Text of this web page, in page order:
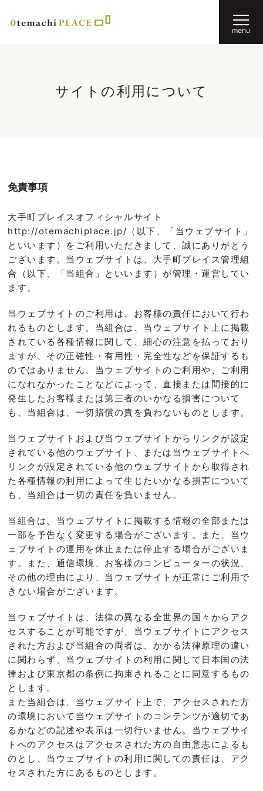
menu
サイトの利用について
免責事項
大手町プレイスオフィシャルサイト
http://otemachiplace.jp/（以下、「当ウェブサイト」
といいます）をご利用いただきまして、誠にありがとう
ございます。当ウェブサイトは、大手町プレイス管理組
合（以下、「当組合」といいます）が管理・運営してい
ます。
当ウェブサイトのご利用は、お客様の責任において行わ
れるものとします。当組合は、当ウェブサイト上に掲載
されている各種情報に関して、細心の注意を払っており
ますが、その正確性・有用性・完全性などを保証するも
のではありません。当ウェブサイトのご利用や、ご利用
になれなかったことなどによって、直接または間接的に
発生したお客様または第三者のいかなる損害について
も、当組合は、一切賠償の責を負わないものとします。
当ウェブサイトおよび当ウェブサイトからリンクが設定
されている他のウェブサイト、または当ウェブサイトへ
リンクが設定されている他のウェブサイトから取得され
た各種情報の利用によって生じたいかなる損害について
も、当組合は一切の責任を負いません。
当組合は、当ウェブサイトに掲載する情報の全部または
一部を予告なく変更する場合がございます。また、当ウ
ェブサイトの運用を休止または停止する場合がございま
す。また、通信環境、お客様のコンピューターの状況、
その他の理由により、当ウェブサイトが正常にご利用で
きない場合がございます。
当ウェブサイトは、法律の異なる全世界の国々からアク
セスすることが可能ですが、当ウェブサイトにアクセス
された方および当組合の両者は、かかる法律原理の違い
に関わらず、当ウェブサイトの利用に関して日本国の法
律および東京都の条例に拘束されることに同意するもの
とします。
また当組合は、当ウェブサイト上で、アクセスされた方
の環境において当ウェブサイトのコンテンツが適切であ
るかなどの記述や表示は一切行いません。当ウェブサイ
トへのアクセスはアクセスされた方の自由意志によるも
のとし、当ウェブサイトの利用に関しての責任は、アク
セスされた方にあるものとします。